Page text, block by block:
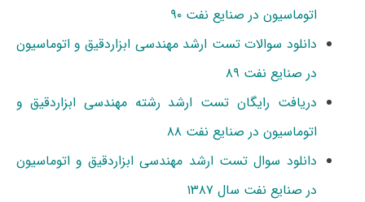
اتوماسیون در صنایع نفت ۹۰
دانلود سوالات تست ارشد مهندسی ابزاردقیق و اتوماسیون
در صنایع نفت ۸۹
دریافت رایگان تست ارشد رشته مهندسی ابزاردقیق و
اتوماسیون در صنایع نفت ۸۸
دانلود سوال تست ارشد مهندسی ابزاردقیق و اتوماسیون
در صنایع نفت سال ۱۳۸۷